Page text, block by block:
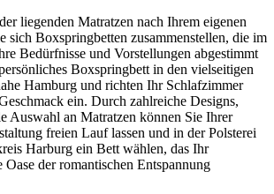
liegenden Matratzen nach Ihrem eigenen
sich Boxspringbetten zusammenstellen, die im
Bedürfnisse und Vorstellungen abgestimmt
Boxspringbett in den vielseitigen
Hamburg und richten Ihr Schlafzimmer
ein. Durch zahlreiche Designs,
Auswahl an Matratzen können Sie Ihrer
freien Lauf lassen und in der Polsterei
Harburg ein Bett wählen, das Ihr
der romantischen Entspannung